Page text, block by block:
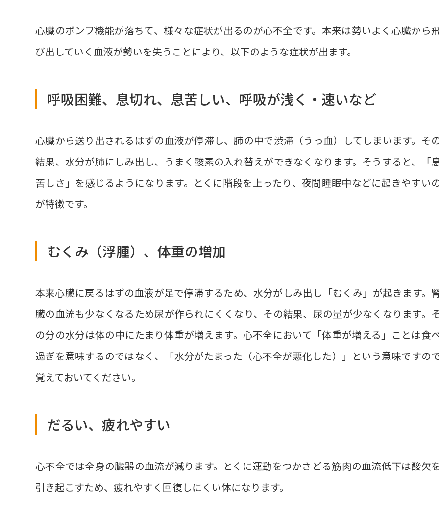
心臓のポンプ機能が落ちて、様々な症状が出るのが心不全です。本来は勢いよく心臓から
び出していく血液が勢いを失うことにより、以下のような症状が出ます。
呼吸困難、息切れ、息苦しい、呼吸が浅く・速いなど
心臓から送り出されるはずの血液が停滞し、肺の中で渋滞（うっ血）してしまいます。そ
結果、水分が肺にしみ出し、うまく酸素の入れ替えができなくなります。そうすると、「
苦しさ」を感じるようになります。とくに階段を上ったり、夜間睡眠中などに起きやすい
が特徴です。
むくみ（浮腫）、体重の増加
本来心臓に戻るはずの血液が足で停滞するため、水分がしみ出し「むくみ」が起きます。
臓の血流も少なくなるため尿が作られにくくなり、その結果、尿の量が少なくなります。
の分の水分は体の中にたまり体重が増えます。心不全において「体重が増える」ことは食
過ぎを意味するのではなく、「水分がたまった（心不全が悪化した）」という意味ですの
覚えておいてください。
だるい、疲れやすい
心不全では全身の臓器の血流が減ります。とくに運動をつかさどる筋肉の血流低下は酸欠
引き起こすため、疲れやすく回復しにくい体になります。